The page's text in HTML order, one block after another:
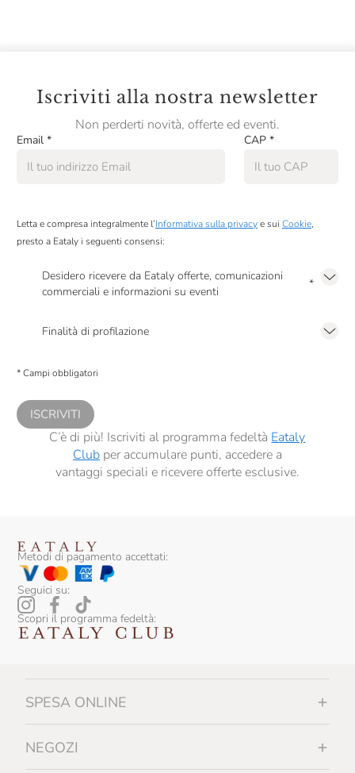
Iscriviti alla nostra newsletter
Non perderti novità, offerte ed eventi.
Email * CAP *
Letta e compresa integralmente l’Informativa sulla privacye sui Cookie,
presto a Eataly i seguenti consensi:
Desidero ricevere da Eataly offerte, comunicazioni
commerciali e informazioni su eventi
*
Finalità di profilazione
comunicazioni commerciali personalizzate, in caso di consenso prestato ai
* Campi obbligatori
ISCRIVITI
C’è di più! Iscriviti al programma fedeltà Eataly
Clubper accumulare punti, accedere a
vantaggi speciali e ricevere offerte esclusive.
Metodi di pagamento accettati:
Seguici su:
Scopri il programma fedeltà:
SPESA ONLINE
NEGOZI